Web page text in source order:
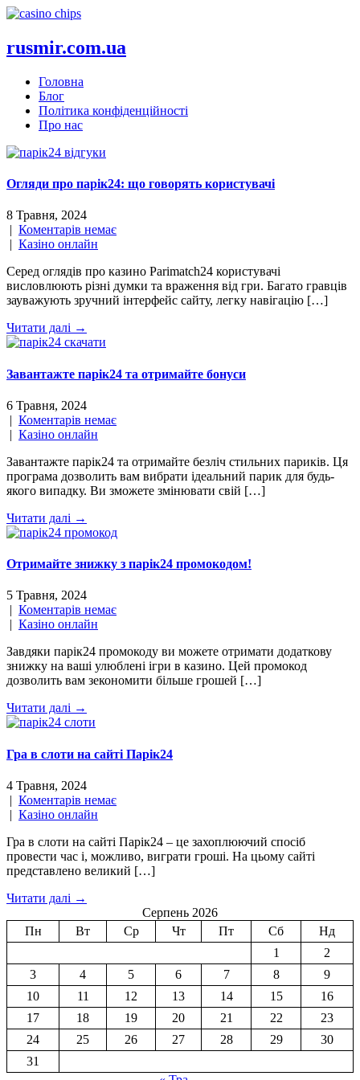
rusmir.com.ua
Головна
Блог
Політика конфіденційності
Про нас
Огляди про парік24: що говорять користувачі
8 Травня, 2024
| Коментарів немає
| Казіно онлайн
Серед оглядів про казино Parimatch24 користувачі
висловлюють різні думки та враження від гри. Багато гравців
зауважують зручний інтерфейс сайту, легку навігацію […]
Читати далі →
Завантажте парік24 та отримайте бонуси
6 Травня, 2024
| Коментарів немає
| Казіно онлайн
Завантажте парік24 та отримайте безліч стильних париків. Ця
програма дозволить вам вибрати ідеальний парик для будь-
якого випадку. Ви зможете змінювати свій […]
Читати далі →
Отримайте знижку з парік24 промокодом!
5 Травня, 2024
| Коментарів немає
| Казіно онлайн
Завдяки парік24 промокоду ви можете отримати додаткову
знижку на ваші улюблені ігри в казино. Цей промокод
дозволить вам зекономити більше грошей […]
Читати далі →
Гра в слоти на сайті Парік24
4 Травня, 2024
| Коментарів немає
| Казіно онлайн
Гра в слоти на сайті Парік24 – це захоплюючий спосіб
провести час і, можливо, виграти гроші. На цьому сайті
представлено великий […]
Читати далі →
Серпень 2026
Пн
Вт Ср Чт Пт Сб
Нд
1
2
3
4 5 6 7 8
9
10
11 12 13 14 15
16
17
18 19 20 21 22
23
24
25 26 27 28 29
30
31